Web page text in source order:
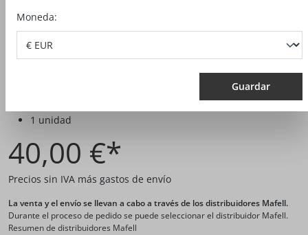
1 unidad
40,00 €*
Precios sin IVA más gastos de envío
La venta y el envío se llevan a cabo a través de los distribuidores Mafell.
Durante el proceso de pedido se puede seleccionar el distribuidor Mafell.
Resumen de distribuidores Mafell
Moneda:
Guardar